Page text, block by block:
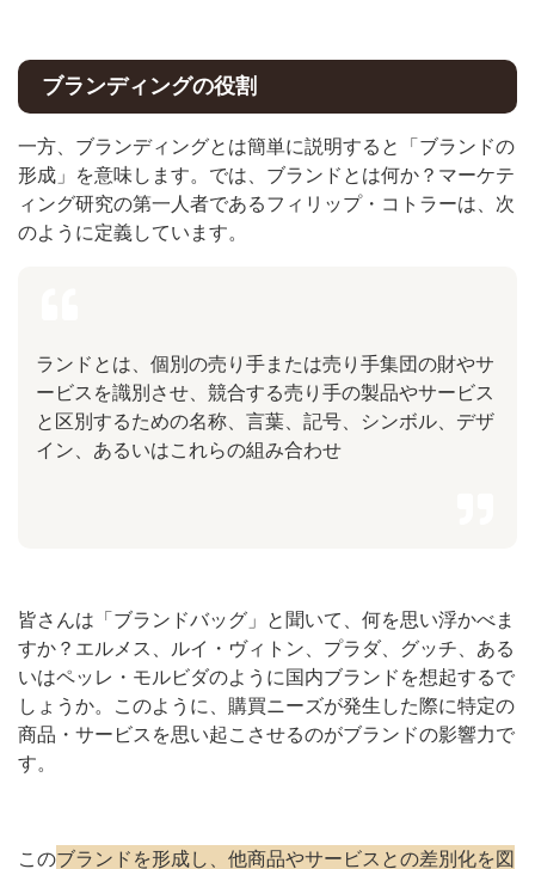
ブランディングの役割
一方、ブランディングとは簡単に説明すると「ブランドの
形成」を意味します。では、ブランドとは何か？マーケテ
ィング研究の第一人者であるフィリップ・コトラーは、次
のように定義しています。
ランドとは、個別の売り手または売り手集団の財やサ
ービスを識別させ、競合する売り手の製品やサービス
と区別するための名称、言葉、記号、シンボル、デザ
イン、あるいはこれらの組み合わせ
皆さんは「ブランドバッグ」と聞いて、何を思い浮かべま
すか？エルメス、ルイ・ヴィトン、プラダ、グッチ、ある
いはペッレ・モルビダのように国内ブランドを想起するで
しょうか。このように、購買ニーズが発生した際に特定の
商品・サービスを思い起こさせるのがブランドの影響力で
す。
このブランドを形成し、他商品やサービスとの差別化を図